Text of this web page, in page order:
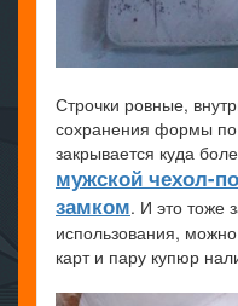
Строчки ровные,
сохранения формы по
закрывается куда
мужской чехол-
замком. И это тоже
использования,
карт и пару купюр